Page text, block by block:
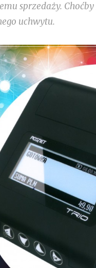
sprzedaży.
uchwytu.